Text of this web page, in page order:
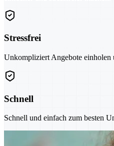
Stressfrei
Unkompliziert Angebote einholen
Schnell
Schnell und einfach zum besten